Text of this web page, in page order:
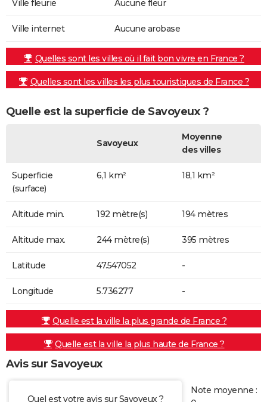
Ville fleurie Aucune fleur
Ville internet Aucune arobase
Quelles sont les villes où il fait bon vivre en France ?
Quelles sont les villes les plus touristiques de France ?
Quelle est la superficie de Savoyeux ?
Savoyeux
Moyenne
des villes
Superficie
(surface)
6,1 km² 18,1 km²
Altitude min. 192 mètre(s) 194 mètres
Altitude max. 244 mètre(s) 395 mètres
Latitude 47.547052 -
Longitude 5.736277 -
Quelle est la ville la plus grande de France ?
Quelle est la ville la plus haute de France ?
Avis sur Savoyeux
Quel est votre avis sur Savoyeux ?
Note moyenne :